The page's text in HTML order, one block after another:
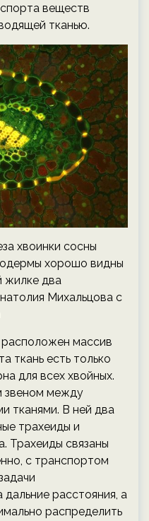
веществ
тканью.
хвоинки сосны
хорошо видны
жилке два
Михальцова с
массив
ткань есть только
для всех хвойных.
звеном между
тканями. В ней два
трахеиды и
Трахеиды связаны
с транспортом
расстояния, а
распределить